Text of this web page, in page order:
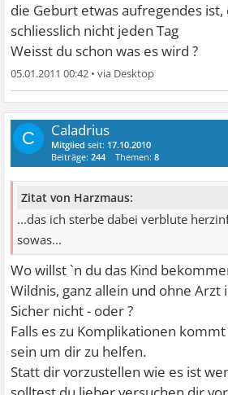
die Geburt etwas aufregendes
schliesslich nicht jeden Tag
Weisst du schon was es wird ?
05.01.2011 00:42 •
C Caladrius
Mitglied seit: 17.10.2010
Beiträge:244 Themen:8
Zitat von Harzmaus:
...das ich sterbe dabei verblute
sowas...
Wo willst `n du das Kind
Wildnis, ganz allein und ohne Arzt
Sicher nicht - oder ?
Falls es zu Komplikationen
sein um dir zu helfen.
Statt dir vorzustellen wie es ist